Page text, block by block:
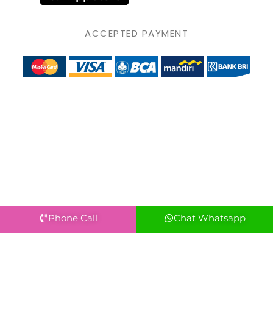
ACCEPTED PAYMENT
Phone Call Chat Whatsapp